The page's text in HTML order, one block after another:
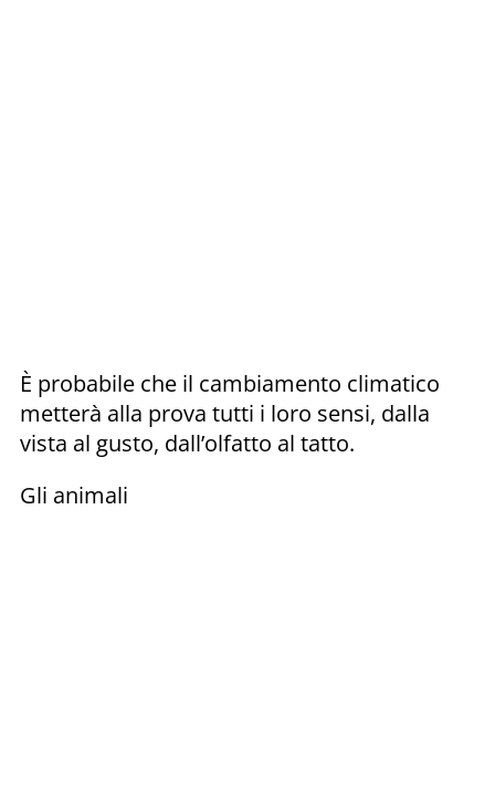
È probabile che il cambiamento climatico
metterà alla prova tutti i loro sensi, dalla
vista al gusto, dall’olfatto al tatto.
Gli animali